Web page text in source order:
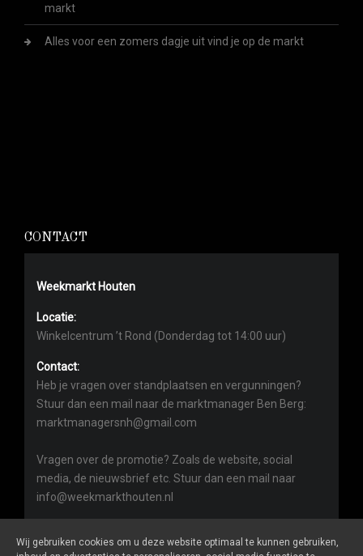
markt
Alles voor een zomers dagje uit vind je op de markt
CONTACT
Weekmarkt Houten
Locatie:
Winkelcentrum ’t Rond (Donderdag tot 14:00 uur)
Contact:
Heb je vragen over standplaatsen en vergunningen?
Stuur dan een mail naar de marktmanager Ben Berg:
marktmanagersnh@gmail.com
Vragen over de promotie? Zoals de website, social
media, de nieuwsbrief etc. Stuur dan een mail naar
info@weekmarkthouten.nl
Wij gebruiken cookies om u deze website optimaal te kunnen gebruiken,